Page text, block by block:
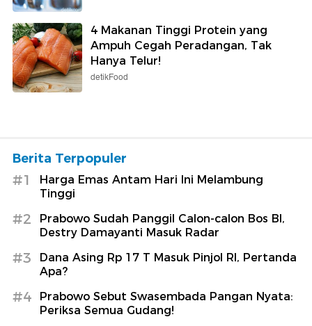
4 Makanan Tinggi Protein yang
Ampuh Cegah Peradangan, Tak
Hanya Telur!
detikFood
Berita Terpopuler
#1
Harga Emas Antam Hari Ini Melambung
Tinggi
#2
Prabowo Sudah Panggil Calon-calon Bos BI,
Destry Damayanti Masuk Radar
#3
Dana Asing Rp 17 T Masuk Pinjol RI, Pertanda
Apa?
#4
Prabowo Sebut Swasembada Pangan Nyata:
Periksa Semua Gudang!